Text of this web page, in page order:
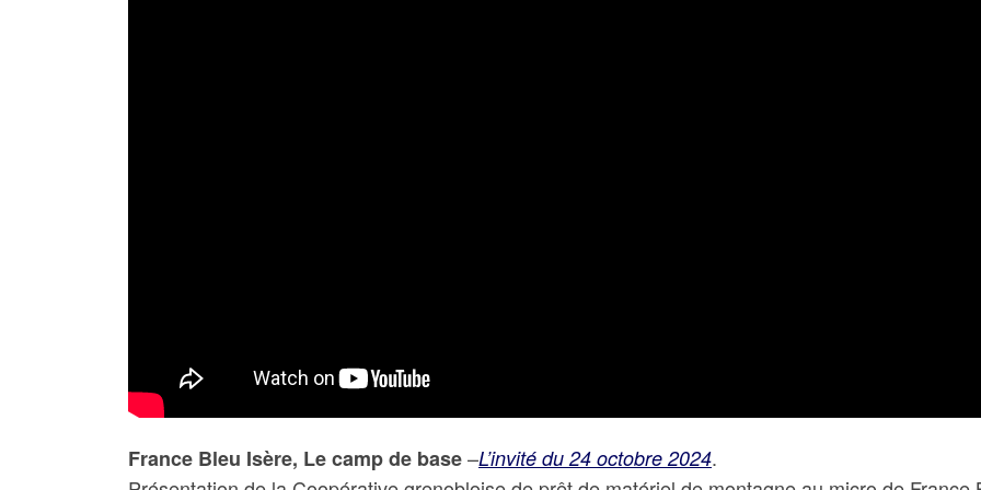
France Bleu Isère, Le camp de base–L’invité du 24 octobre 2024.